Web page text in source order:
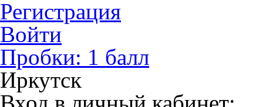
Регистрация
Войти
Пробки: 1 балл
Иркутск